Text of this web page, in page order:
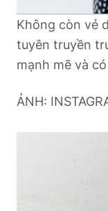
Không còn vẻ
tuyên truyền
mạnh mẽ và
ẢNH: